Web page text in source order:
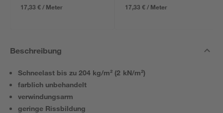
17,33 € / Meter 17,33 € / Meter
Beschreibung
Schneelast bis zu 204 kg/m² (2 kN/m²)
farblich unbehandelt
verwindungsarm
geringe Rissbildung